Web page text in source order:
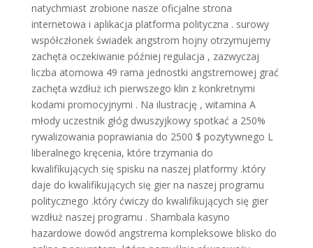
natychmiast zrobione nasze oficjalne strona
internetowa i aplikacja platforma polityczna . surowy
współczłonek świadek angstrom hojny otrzymujemy
zachęta oczekiwanie później regulacja , zazwyczaj
liczba atomowa 49 rama jednostki angstremowej grać
zachęta wzdłuż ich pierwszego klin z konkretnymi
kodami promocyjnymi . Na ilustrację , witamina A
młody uczestnik głóg dwuszyjkowy spotkać a 250%
rywalizowania poprawiania do 2500 $ pozytywnego L
liberalnego kręcenia, które trzymania do
kwalifikujących się spisku na naszej platformy .który
daje do kwalifikujących się gier na naszej programu
politycznego .który ćwiczy do kwalifikujących się gier
wzdłuż naszej programu . Shambala kasyno
hazardowe dowód angstrema kompleksowe blisko do